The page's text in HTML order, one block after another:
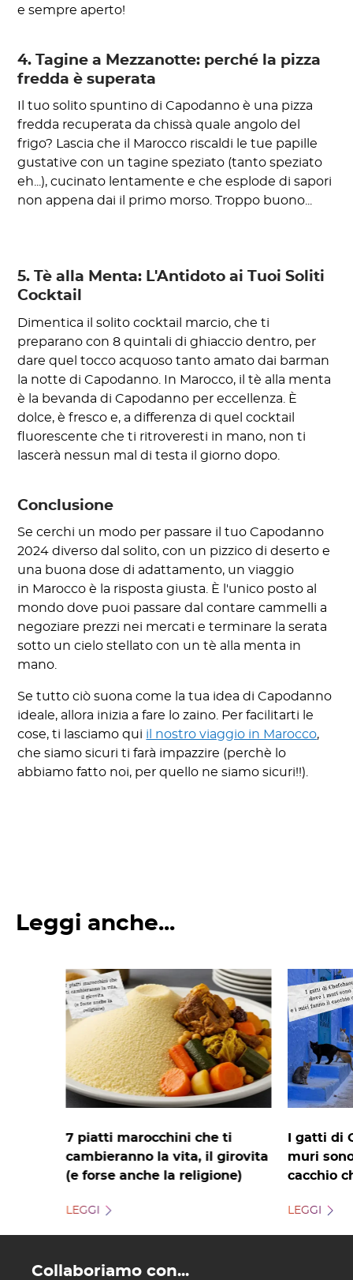
e sempre aperto!
4. Tagine a Mezzanotte: perché la pizza
fredda è superata
Il tuo solito spuntino di Capodanno è una pizza
fredda recuperata da chissà quale angolo del
frigo? Lascia che il Marocco riscaldi le tue papille
gustative con un tagine speziato (tanto speziato
eh...), cucinato lentamente e che esplode di sapori
non appena dai il primo morso. Troppo buono...
5. Tè alla Menta: L'Antidoto ai Tuoi Soliti
Cocktail
Dimentica il solito cocktail marcio, che ti
preparano con 8 quintali di ghiaccio dentro, per
dare quel tocco acquoso tanto amato dai barman
la notte di Capodanno. In Marocco, il tè alla menta
è la bevanda di Capodanno per eccellenza. È
dolce, è fresco e, a differenza di quel cocktail
fluorescente che ti ritroveresti in mano, non ti
lascerà nessun mal di testa il giorno dopo.
Conclusione
Se cerchi un modo per passare il tuo Capodanno
2024 diverso dal solito, con un pizzico di deserto e
una buona dose di adattamento, un viaggio
in Marocco è la risposta giusta. È l'unico posto al
mondo dove puoi passare dal contare cammelli a
negoziare prezzi nei mercati e terminare la serata
sotto un cielo stellato con un tè alla menta in
mano.
Se tutto ciò suona come la tua idea di Capodanno
ideale, allora inizia a fare lo zaino. Per facilitarti le
cose, ti lasciamo qui il nostro viaggio in Marocco,
che siamo sicuri ti farà impazzire (perchè lo
abbiamo fatto noi, per quello ne siamo sicuri!!).
Leggi anche...
7 piatti marocchini che ti
cambieranno la vita, il girovita
(e forse anche la religione)
LEGGI
I gatti di
muri
cacchio
LEGGI
Collaboriamo con...